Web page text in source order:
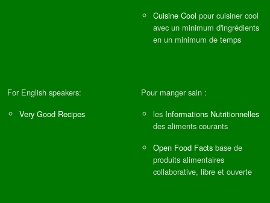
Cuisine Cool pour cuisiner cool
avec un minimum d'ingrédients
en un minimum de temps
For English speakers:
Very Good Recipes
Pour manger sain :
les Informations Nutritionnelles
des aliments courants
Open Food Facts base de
produits alimentaires
collaborative, libre et ouverte